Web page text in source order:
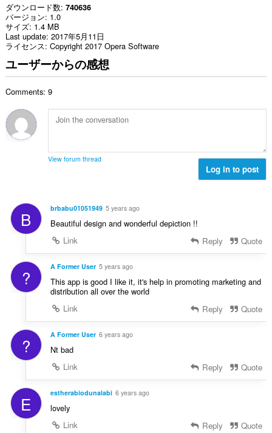
ダウンロード数 740636
バージョン 1.0
サイズ 1.4 MB
Last update 2017年5月11日
ライセンス Copyright 2017 Opera Software
ユーザーからの感想
Comments: 9
View forum thread
Log in to post
B brbabu01051949 5 years ago
Beautiful design and wonderful depiction !!
Link
Reply Quote
? A Former User 5 years ago
This app is good I like it, it's help in promoting marketing and
distribution all over the world
Link
Reply Quote
? A Former User 6 years ago
Nt bad
Link
Reply Quote
E estherabiodunalabi 6 years ago
lovely
Link
Reply Quote